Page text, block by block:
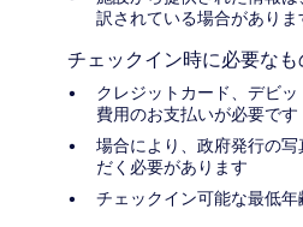
訳されている場合がありま
チェックイン時に必要なも
クレジットカード、デビ
費用のお支払いが必要です
場合により、政府発行の
だく必要があります
チェックイン可能な最低年